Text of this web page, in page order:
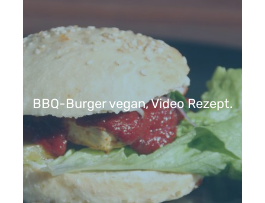
BBQ-Burger vegan, Video Rezept.